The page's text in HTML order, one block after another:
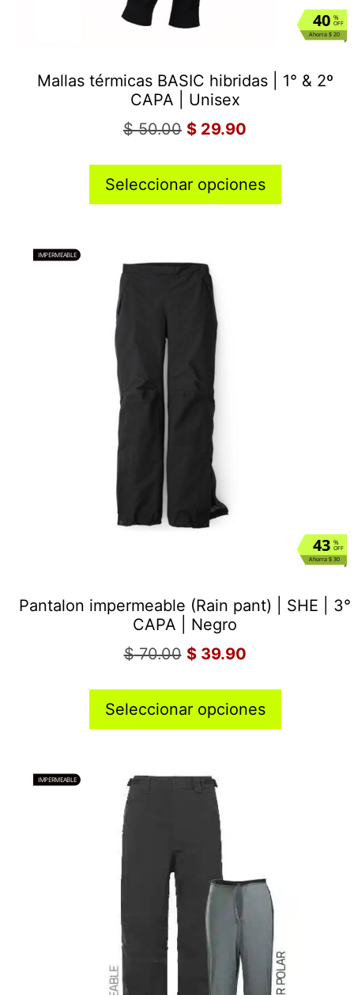
%
OFF
40
Ahorra $ 20
Mallas térmicas BASIC hibridas | 1° & 2º
CAPA | Unisex
$50.00 $ 29.90
Seleccionar opciones
%
OFF
43
Ahorra $ 30
IMPERMEABLE
Pantalon impermeable (Rain pant) | SHE | 3°
CAPA | Negro
$70.00 $39.90
Seleccionar opciones
IMPERMEABLE